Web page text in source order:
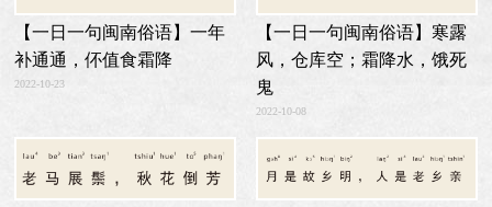
【一日一句闽南俗语】一年
补通通，伓值食霜降
2022-10-23
【一日一句闽南俗语】寒露
风，仓库空；霜降水，饿死
鬼
2022-10-08